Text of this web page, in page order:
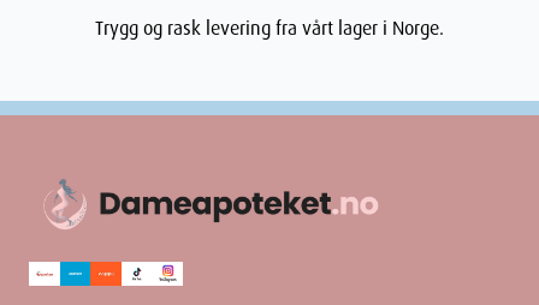
Trygg og rask levering fra vårt lager i Norge.